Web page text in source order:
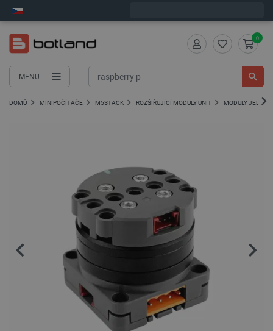
MENU
0
DOMŮ MINIPOČÍTAČE M5STACK ROZŠIŘUJÍCÍ MODULY UNIT MODULY